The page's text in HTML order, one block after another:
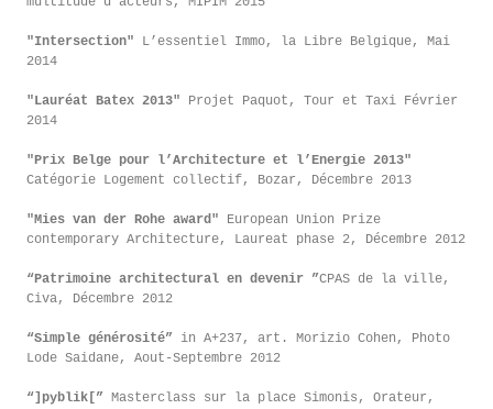
"Intersection" L’essentiel Immo, la Libre Belgique, Mai
2014
"Lauréat Batex 2013"
Projet Paquot, Tour et Taxi Février
2014
"Prix Belge pour l’Architecture et l’Energie 2013"
Catégorie Logement collectif, Bozar, Décembre 2013
"Mies van der Rohe award" European Union Prize
contemporary Architecture, Laureat phase 2, Décembre 2012
“Patrimoine architectural en devenir ”CPAS de la ville,
Civa, Décembre 2012
“Simple générosité” in A+237, art. Morizio Cohen, Photo
Lode Saidane, Aout-Septembre 2012
“]pyblik[” Masterclass sur la place Simonis, Orateur,